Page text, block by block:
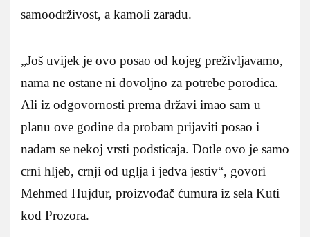
samoodrživost, a kamoli zaradu.
„Još uvijek je ovo posao od kojeg preživljavamo,
nama ne ostane ni dovoljno za potrebe porodica.
Ali iz odgovornosti prema državi imao sam u
planu ove godine da probam prijaviti posao i
nadam se nekoj vrsti podsticaja. Dotle ovo je samo
crni hljeb, crnji od uglja i jedva jestiv“, govori
Mehmed Hujdur, proizvođač ćumura iz sela Kuti
kod Prozora.